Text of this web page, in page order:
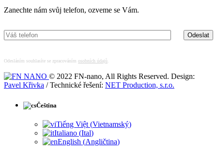
Zanechte nám svůj telefon, ozveme se Vám.
Odesláním souhlasíte se zpracováním osobních údajů.
© 2022 FN-nano, All Rights Reserved. Design:
Pavel Křivka / Technické řešení: NET Production, s.r.o.
Čeština
Tiếng Việt (Vietnamský)
Italiano (Ital)
English (Angličtina)